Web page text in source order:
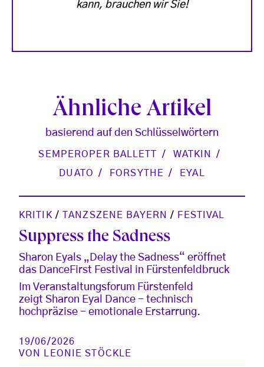
kann, brauchen wir Sie!
Ähnliche Artikel
basierend auf den Schlüsselwörtern
SEMPEROPER BALLETT
WATKIN
DUATO
FORSYTHE EYAL
KRITIK / TANZSZENE BAYERN / FESTIVAL
Suppress the Sadness
Sharon Eyals „Delay the Sadness“ eröffnet
das DanceFirst Festival in Fürstenfeldbruck
Im Veranstaltungsforum Fürstenfeld
zeigt Sharon Eyal Dance - technisch
hochpräzise - emotionale Erstarrung.
19/06/2026
VON
LEONIE STÖCKLE